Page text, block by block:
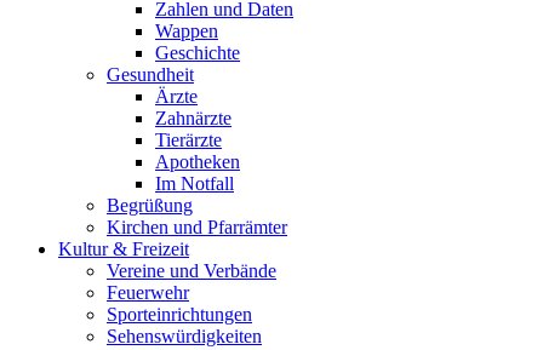
Zahlen und Daten
Wappen
Geschichte
Gesundheit
Ärzte
Zahnärzte
Tierärzte
Apotheken
Im Notfall
Begrüßung
Kirchen und Pfarrämter
Kultur & Freizeit
Vereine und Verbände
Feuerwehr
Sporteinrichtungen
Sehenswürdigkeiten